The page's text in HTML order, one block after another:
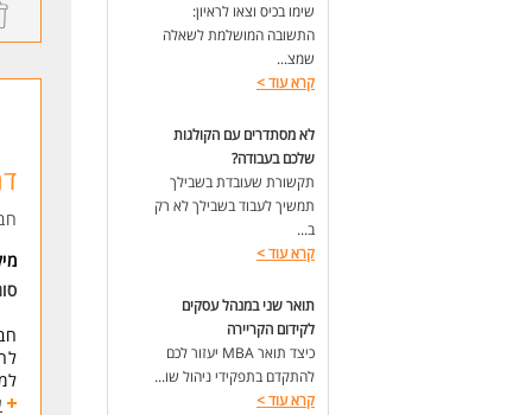
שימו בכיס וצאו לראיון:
התשובה המושלמת לשאלה
שמצ...
קרא עוד>
לא מסתדרים עם הקולגות
שלכם בעבודה?
תקשורת שעובדת בשבילך
תמשיך לעבוד בשבילך לא רק
ב...
קרא עוד>
תואר שני במנהל עסקים
לקידום הקריירה
כיצד תואר MBA יעזור לכם
להתקדם בתפקידי ניהול שו...
קרא עוד>